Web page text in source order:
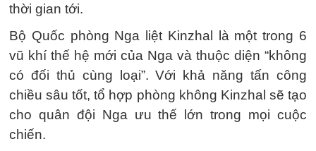
thời gian tới.
Bộ Quốc phòng Nga liệt Kinzhal là một trong 6
vũ khí thế hệ mới của Nga và thuộc diện “không
có đối thủ cùng loại”. Với khả năng tấn công
chiều sâu tốt, tổ hợp phòng không Kinzhal sẽ tạo
cho quân đội Nga ưu thế lớn trong mọi cuộc
chiến.